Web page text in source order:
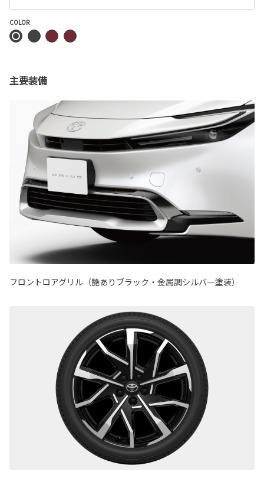
COLOR
主要装備
フロントロアグリル（艶ありブラック・金属調シルバー塗装）